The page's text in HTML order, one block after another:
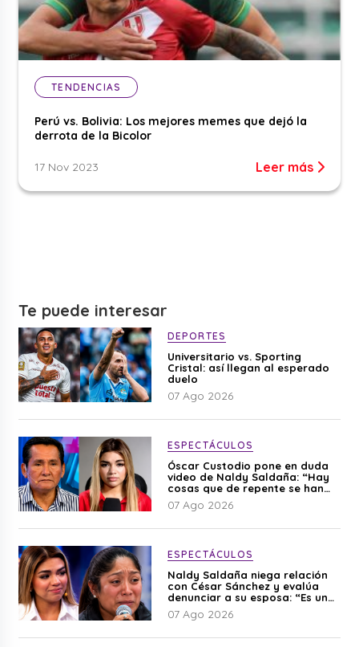
TENDENCIAS
Perú vs. Bolivia: Los mejores memes que dejó la
derrota de la Bicolor
17 Nov 2023 Leer más
Te puede interesar
DEPORTES
Universitario vs. Sporting
Cristal: así llegan al esperado
duelo
07 Ago 2026
ESPECTÁCULOS
Óscar Custodio pone en duda
video de Naldy Saldaña: “Hay
cosas que de repente se han
editado”
07 Ago 2026
ESPECTÁCULOS
Naldy Saldaña niega relación
con César Sánchez y evalúa
denunciar a su esposa: “Es una
difamación”
07 Ago 2026